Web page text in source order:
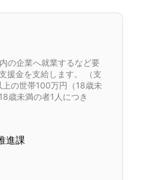
の企業へ就業するなど要
援金を支給します。 （支
の世帯100万円（18歳未
歳未満の者1人につき
進課